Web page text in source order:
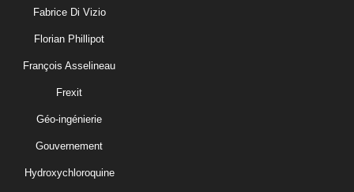
Fabrice Di Vizio
Florian Phillipot
François Asselineau
Frexit
Géo-ingénierie
Gouvernement
Hydroxychloroquine